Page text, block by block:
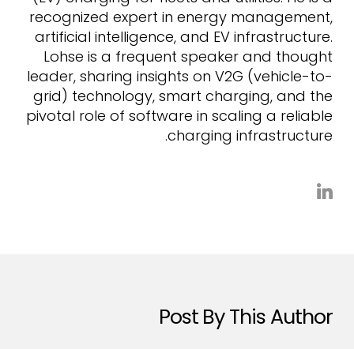
recognized expert in energy management,
artificial intelligence, and EV infrastructure.
Lohse is a frequent speaker and thought
leader, sharing insights on V2G (vehicle-to-
grid) technology, smart charging, and the
pivotal role of software in scaling a reliable
charging infrastructure.
Post By This Author